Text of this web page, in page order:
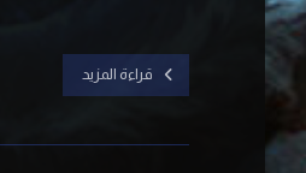
قراءة المزيد